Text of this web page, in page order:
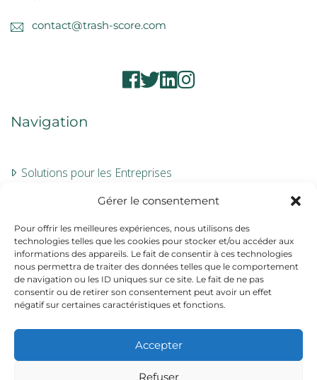
Gérer le consentement
Pour offrir les meilleures expériences, nous utilisons des
technologies telles que les cookies pour stocker et/ou accéder aux
informations des appareils. Le fait de consentir à ces technologies
nous permettra de traiter des données telles que le comportement
de navigation ou les ID uniques sur ce site. Le fait de ne pas
consentir ou de retirer son consentement peut avoir un effet
négatif sur certaines caractéristiques et fonctions.
Accepter
Refuser
contact@trash-score.com
Navigation
Solutions pour les Entreprises
À propos
Contact
Informations